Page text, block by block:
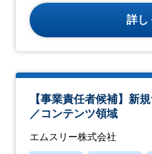
詳し
【事業責任者候補】新
／コンテンツ領域
エムスリー株式会社